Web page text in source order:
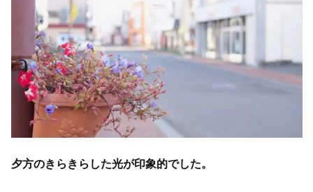
夕方のきらきらした光が印象的でした。